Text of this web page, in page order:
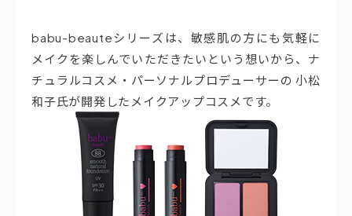
babu-beauteシリーズは、敏感肌の方にも気軽に
メイクを楽しんでいただきたいという想いから、ナ
チュラルコスメ・パーソナルプロデューサーの 小松
和子氏が開発したメイクアップコスメです。